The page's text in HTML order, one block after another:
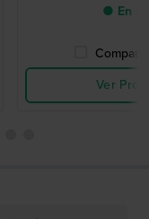
● En
Ver